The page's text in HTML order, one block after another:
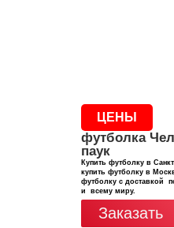
ЦЕНЫ
футболка
паук
Купить футболку в
купить футболку в
футболку с доставкой
и всему миру.
Заказать